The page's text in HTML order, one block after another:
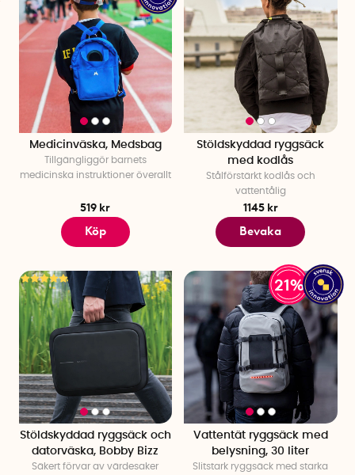
Medicinväska, Medsbag
Tillgängliggör barnets
medicinska instruktioner överallt
519 kr
Köp
Stöldskyddad ryggsäck
med kodlås
Stålförstärkt kodlås och
vattentålig
1145 kr
Bevaka
Stöldskyddad ryggsäck och
datorväska, Bobby Bizz
Säkert förvar av värdesaker
21%
Vattentät ryggsäck med
belysning, 30 liter
Slitstark ryggsäck med starka